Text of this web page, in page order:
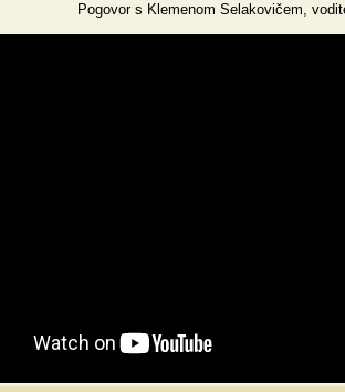
Pogovor s Klemenom Selakovičem,